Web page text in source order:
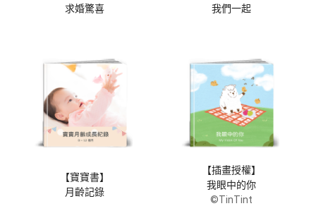
求婚驚喜
我們一起
【寶寶書】
月齡記錄
【插畫授權】
我眼中的你
©TinTint